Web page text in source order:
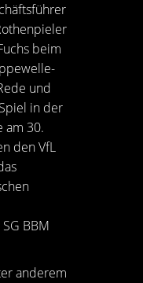
beim
und
in der
am 30.
den VfL
BBM
anderem